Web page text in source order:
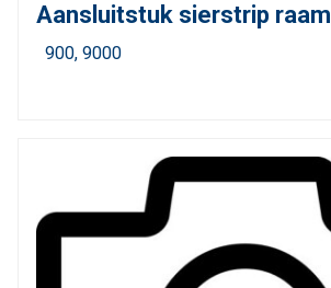
Aansluitstuk sierstrip raam
900 9000